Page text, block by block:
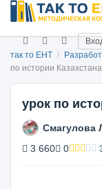
так то ЕНТ /
по истории
урок по
Смагулова
3 660
0